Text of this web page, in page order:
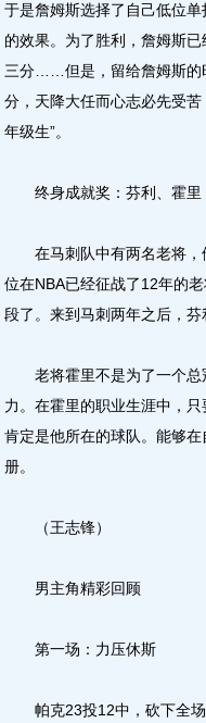
于是詹姆斯选择了自己低位
的效果。为了胜利，詹姆斯
三分……但是，留给詹姆斯的
分，天降大任而心志必先受
年级生”。
终身成就奖：芬利、霍里
在马刺队中有两名老将，
位在NBA已经征战了12年的
段了。来到马刺两年之后，芬
老将霍里不是为了一个总
力。在霍里的职业生涯中，
肯定是他所在的球队。能够
册。
（王志锋）
男主角精彩回顾
第一场：力压休斯
帕克23投12中，砍下全场